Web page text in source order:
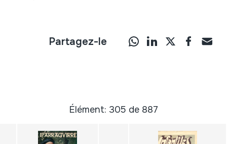
Partagez-le
Élément: 305 de 887